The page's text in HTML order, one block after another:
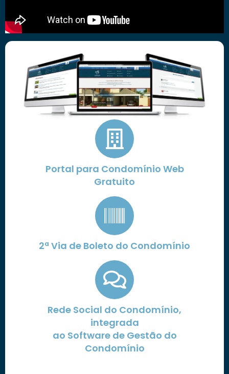
Portal para Condomínio Web
Gratuito
2ª Via de Boleto do Condomínio
Rede Social do Condomínio,
integrada
ao Software de Gestão do
Condomínio